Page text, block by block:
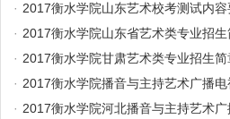
· 2017衡水学院山东艺术校考测试内容
· 2017衡水学院山东省艺术类专业招生
· 2017衡水学院甘肃艺术类专业招生简
· 2017衡水学院播音与主持艺术广播
· 2017衡水学院河北播音与主持艺术